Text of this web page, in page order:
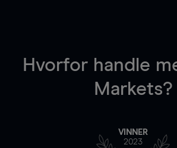
Hvorfor handle
Markets?
VINNER
2023